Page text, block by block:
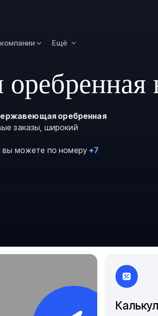
Ещё
Рязань
Самара
оребренная
заказы, широкий
вы можете по номеру +7